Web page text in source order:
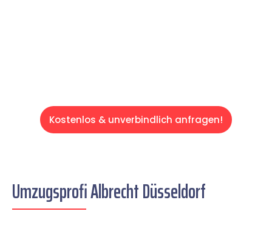
Kostenlos & unverbindlich anfragen!
Umzugsprofi Albrecht Düsseldorf